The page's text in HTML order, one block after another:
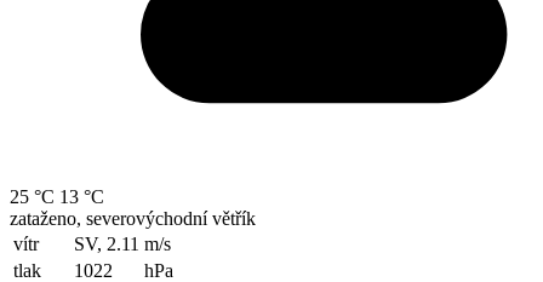
25 °C 13 °C
zataženo, severovýchodní větřík
vítr
SV, 2.11 m/s
tlak
1022
hPa